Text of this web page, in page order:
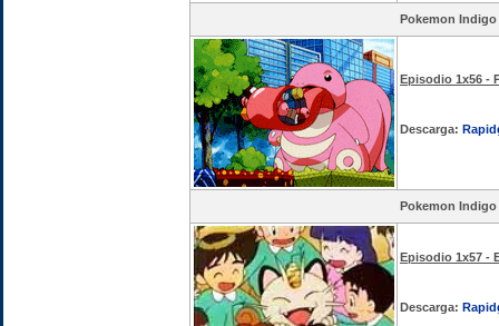
Pokemon Indigo
Episodio 1x56 -
Descarga:
Pokemon Indigo
Episodio 1x57 -
Descarga: